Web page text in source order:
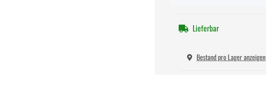
Lieferbar
Bestand pro Lager anzeigen